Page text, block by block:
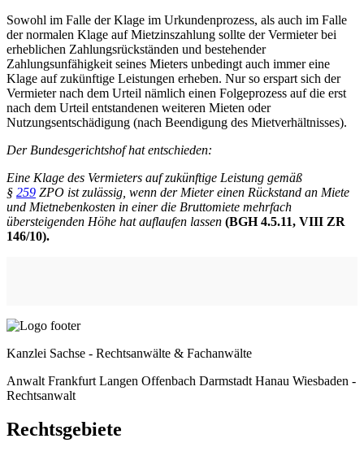
Sowohl im Falle der Klage im Urkundenprozess, als auch im Falle
der normalen Klage auf Mietzinszahlung sollte der Vermieter bei
erheblichen Zahlungsrückständen und bestehender
Zahlungsunfähigkeit seines Mieters unbedingt auch immer eine
Klage auf zukünftige Leistungen erheben. Nur so erspart sich der
Vermieter nach dem Urteil nämlich einen Folgeprozess auf die erst
nach dem Urteil entstandenen weiteren Mieten oder
Nutzungsentschädigung (nach Beendigung des Mietverhältnisses).
Der Bundesgerichtshof hat entschieden:
Eine Klage des Vermieters auf zukünftige Leistung gemäß
§ 259 ZPO ist zulässig, wenn der Mieter einen Rückstand an Miete
und Mietnebenkosten in einer die Bruttomiete mehrfach
übersteigenden Höhe hat auflaufen lassen (BGH 4.5.11, VIII ZR
146/10).
Kanzlei Sachse - Rechtsanwälte & Fachanwälte
Anwalt Frankfurt Langen Offenbach Darmstadt Hanau Wiesbaden -
Rechtsanwalt
Rechtsgebiete